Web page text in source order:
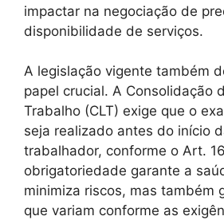
impactar na negociação de
disponibilidade de serviços.
A legislação vigente também
papel crucial. A Consolidação
Trabalho (CLT) exige que o
seja realizado antes do início
trabalhador, conforme o Art.
obrigatoriedade garante a
minimiza riscos, mas também
que variam conforme as